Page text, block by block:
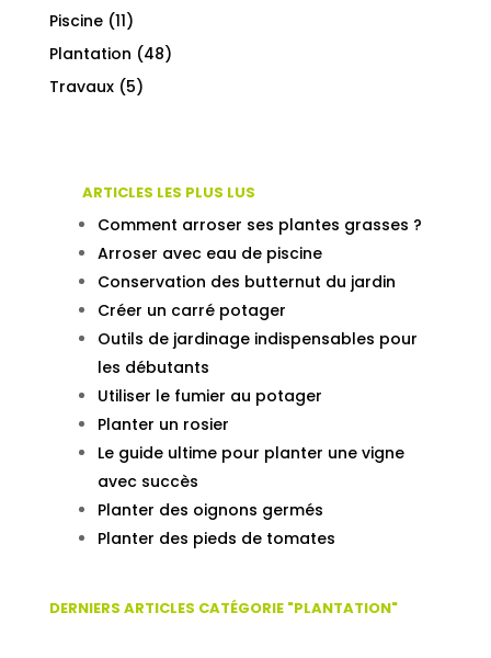
Piscine(11)
Plantation (48)
Travaux(5)
ARTICLES LES PLUS LUS
Comment arroser ses plantes grasses ?
Arroser avec eau de piscine
Conservation des butternut du jardin
Créer un carré potager
Outils de jardinage indispensables pour
les débutants
Utiliser le fumier au potager
Planter un rosier
Le guide ultime pour planter une vigne
avec succès
Planter des oignons germés
Planter des pieds de tomates
DERNIERS ARTICLES CATÉGORIE "PLANTATION"